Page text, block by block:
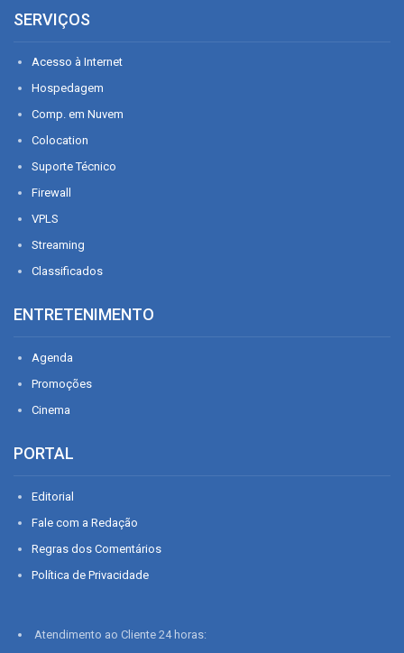
SERVIÇOS
Acesso à Internet
Hospedagem
Comp. em Nuvem
Colocation
Suporte Técnico
Firewall
VPLS
Streaming
Classificados
ENTRETENIMENTO
Agenda
Promoções
Cinema
PORTAL
Editorial
Fale com a Redação
Regras dos Comentários
Política de Privacidade
Atendimento ao Cliente 24 horas: